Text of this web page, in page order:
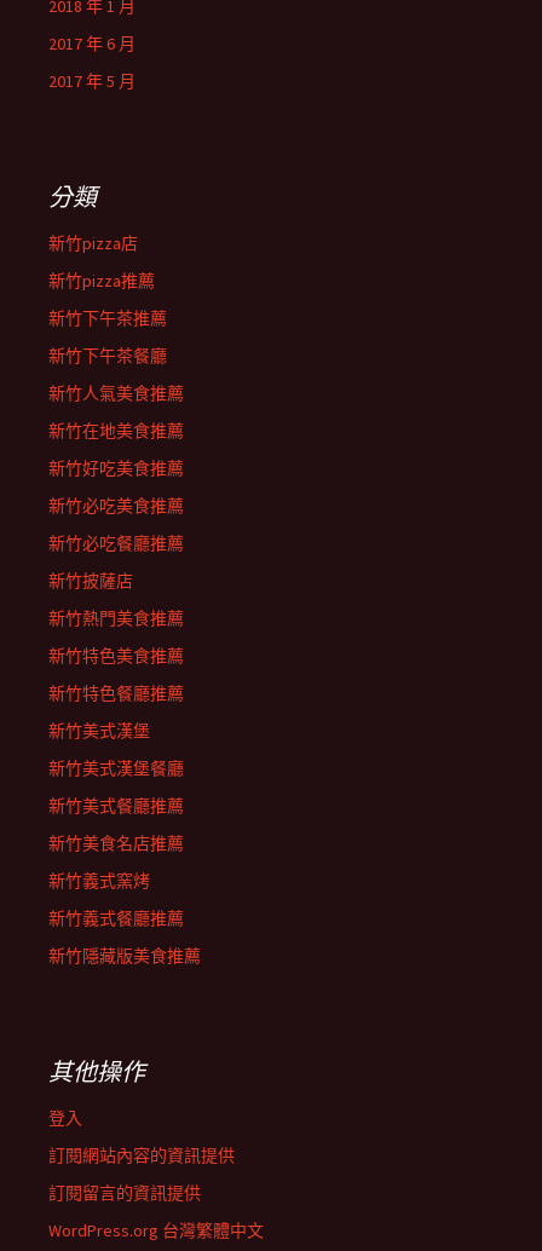
2018 年 1 月
2017 年 6 月
2017 年 5 月
分類
新竹pizza店
新竹pizza推薦
新竹下午茶推薦
新竹下午茶餐廳
新竹人氣美食推薦
新竹在地美食推薦
新竹好吃美食推薦
新竹必吃美食推薦
新竹必吃餐廳推薦
新竹披薩店
新竹熱門美食推薦
新竹特色美食推薦
新竹特色餐廳推薦
新竹美式漢堡
新竹美式漢堡餐廳
新竹美式餐廳推薦
新竹美食名店推薦
新竹義式窯烤
新竹義式餐廳推薦
新竹隱藏版美食推薦
其他操作
登入
訂閱網站內容的資訊提供
訂閱留言的資訊提供
WordPress.org 台灣繁體中文